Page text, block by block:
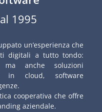
1995
un’esperienza che
digitali a tutto tondo:
anche soluzioni
in cloud, software
cooperativa che offre
aziendale.